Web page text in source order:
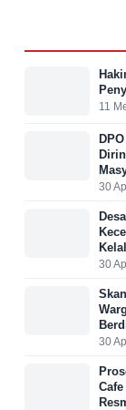
11
30
30
30